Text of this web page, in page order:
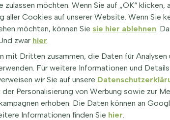
im Garten
als Solitärpflanze in der Gartenlandschaft. Ihre
Gärten, Terrassen oder Balkone.
bis zu -34,4°C standhalten, was
kombinieren, insbesondere mit
immergrüne, dichte Nadelpracht, die das
anzieht.
zulassen möchten. Wenn Sie auf „OK“ klicken,
aller Cookies auf unserer Website. Wenn Sie
möchten, können Sie sie hier ablehnen.
zwar hier.
mit Dritten zusammen, die Daten für Analysen
Für weitere Informationen und
wir Sie auf unsere
der Personalisierung von Werbung sowie zur
erhoben. Die Daten können an
Informationen finden Sie hier.